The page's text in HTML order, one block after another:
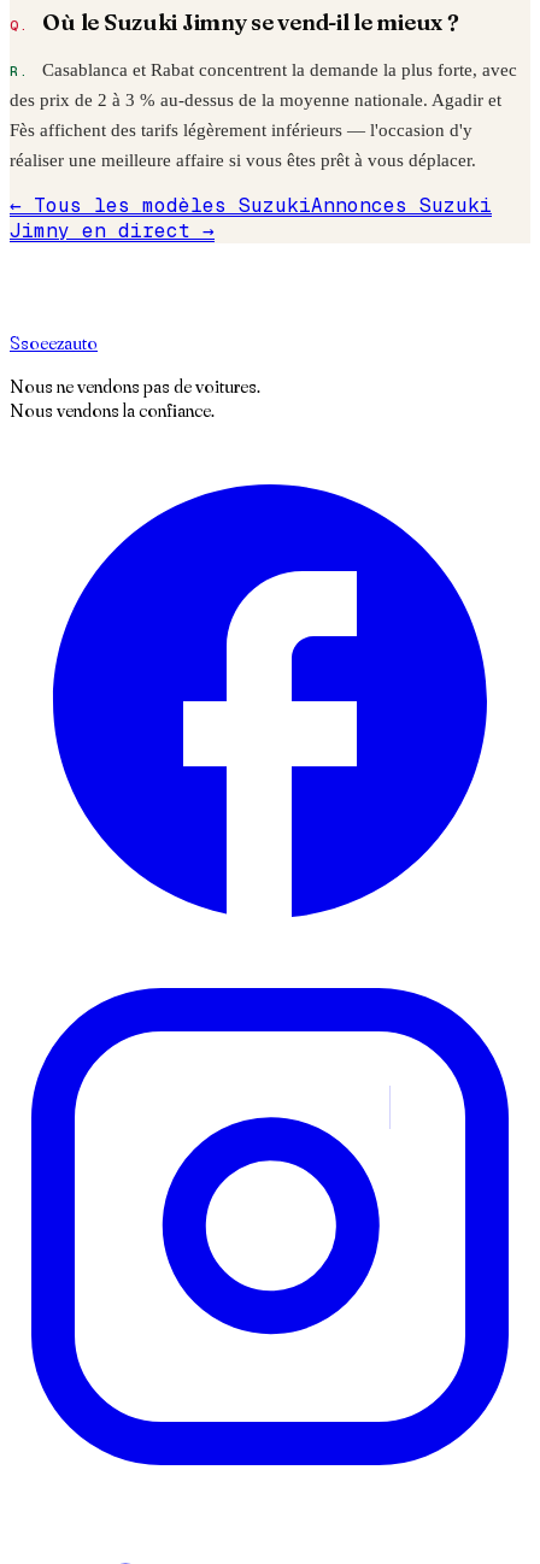
Où le Suzuki Jimnyse vend-il le mieux ?
Casablanca et Rabat concentrent la demande la plus forte, avec
des prix de 2 à 3 % au-dessus de la moyenne nationale. Agadir et
Fès affichent des tarifs légèrement inférieurs — l'occasion d'y
réaliser une meilleure affaire si vous êtes prêt à vous déplacer.
← Tous les modèles SuzukiAnnonces Suzuki
Jimny en direct →
Ssoeezauto
Nous ne vendons pas de voitures.
Nous vendons la confiance.